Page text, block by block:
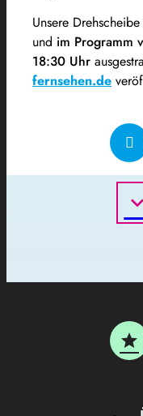
Unsere
und im Programm
18:30 Uhr
fernsehen.de